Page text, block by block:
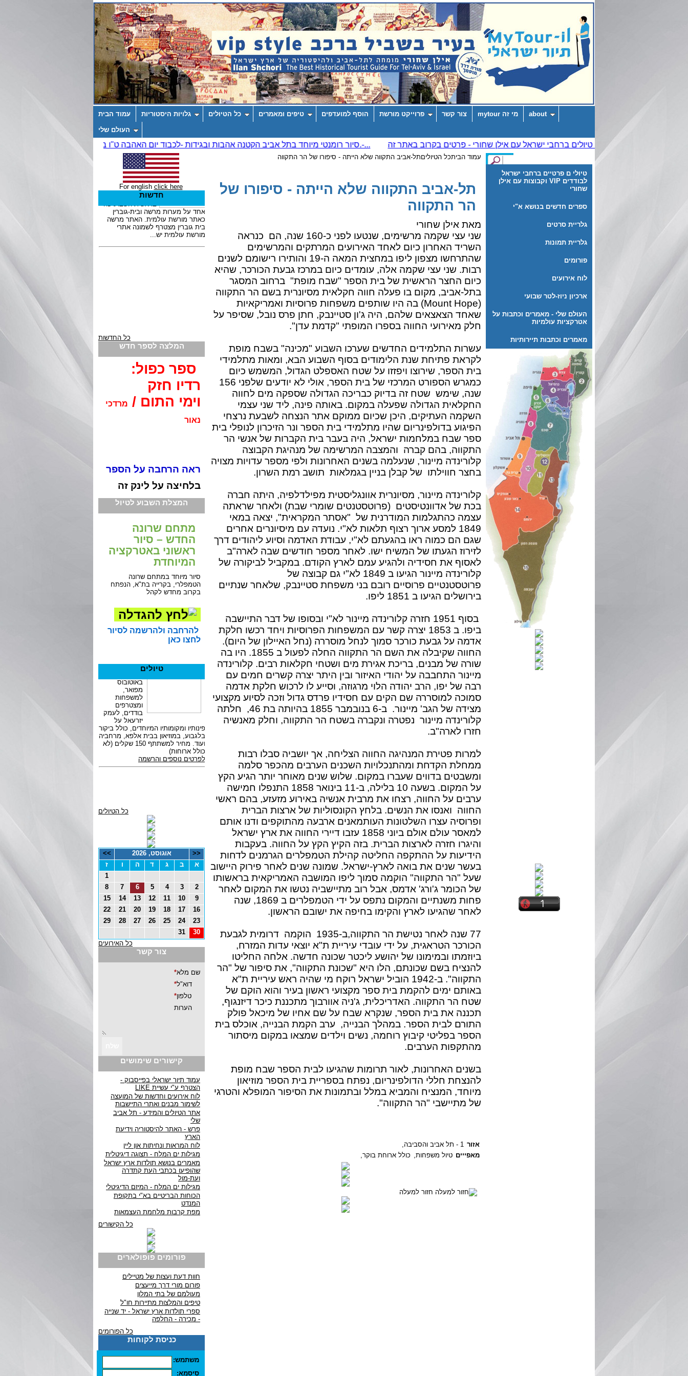
עמוד הבית גלויות היסטוריות כל הטיולים טיפים ומאמרים הוסף למועדפים פרוייקט מורשת צור קשר מי זה mytour about
העולם שלי
טיולי ם פרטיים ברחבי ישראל
לבודדים VIP וקבוצות עם אילן
שחורי
ספרים חדשים בנושא א"י
גלריית סרטים
גלריית תמונות
פורומים
לוח אירועים
ארכיון ניוז-לטר שבועי
העולם שלי - מאמרים וכתבות על
אטרקציות עולמיות
מאמרים וכתבות תיירותיות
עמוד הביתכל הטיוליםתל-אביב התקווה שלא הייתה - סיפורו של הר התקווה
תל-אביב התקווה שלא הייתה - סיפורו של
הר התקווה
מאת אילן שחורי
שני עצי שקמה מרשימים, שנטעו לפני כ-160 שנה, הם כנראה
השריד האחרון כיום לאחד האירועים המרתקים והמרשימים
שהתרחשו מצפון ליפו במחצית המאה ה-19 והותירו רישומם לשנים
רבות. שני עצי שקמה אלה, עומדים כיום במרכז גבעת הכורכר, שהיא
כיום החצר הראשית של בית הספר "שבח מופת" ברחוב המסגר
בתל-אביב, מקום בו פעלה חווה חקלאית מסיונרית בשם הר התקווה
(Mount Hope) בה היו שותפים משפחות פרוסיות ואמריקאיות
שאחד הצאצאים שלהם, היה ג'ון סטיינבק, חתן פרס נובל, שסיפר על
חלק מאירועי החווה בספרו המופתי "קדמת עדן".
עשרות התלמידים החדשים שערכו השבוע "מכינה" בשבח מופת
לקראת פתיחת שנת הלימודים בסוף השבוע הבא, ומאות מתלמידי
בית הספר, שירוצו ויפזזו על שטח האספלט הגדול, המשמש כיום
כמגרש הספורט המרכזי של בית הספר, אולי לא יודעים שלפני 156
שנה, שימש שטח זה בדיוק כבריכה הגדולה שספקה מים לחווה
החקלאית הגדולה שפעלה במקום. באותה פינה, ליד שני עצמי
השקמה העתיקים, היכן שכיום ממוקם אתר הנצחה לשבעת נרצחי
הפיגוע בדולפינריום שהיו מתלמידי בית הספר ונר הזיכרון לנופלי בית
ספר שבח במלחמות ישראל, היה בעבר בית הקברות של אנשי הר
התקווה, בהם קברה והמצבה המרשימה של מנהיגת הקבוצה
קלורינדה מיינור, שנעלמה בשנים האחרונות ולפי מספר עדויות מצויה
בחצר חווילתו של קבלן בניין בגמלאות תושב רמת השרון.
קלורינדה מיינור, מסיונרית אוונגליסטית מפילדלפיה, היתה חברה
בכת של אדוונטיסטים (פרוטסטנטים שומרי שבת) ולאחר שראתה
עצמה כהתגלמות המודרנית של "אסתר המקראית", יצאה במאי
1849 למסע ארוך רצוף תלאות לא"י. נועדה עם מיסיונרים אחרים
שגם הם כמוה ראו בהגעתם לא"י, עבודת האדמה וסיוע ליהודים דרך
לזירוז הגעתו של המשיח ישו. לאחר מספר חודשים שבה לארה"ב
לאסוף את חסידיה ולהגיע עמם לארץ הקודם. במקביל לביקורה של
קלורינדה מיינור הגיעו ב 1849 לא"י גם קבוצה של
פרוטסטנטיים פרוסיים רובם בני משפחת סטיינבק, שלאחר שנתיים
בירושלים הגיעו ב 1851 ליפו.
בסוף 1951 חזרה קלורינדה מיינור לא"י ובסופו של דבר התיישבה
ביפו. ב 1853 יצרה קשר עם המשפחות הפרוסיות ויחד רכשו חלקת
אדמה על גבעת כורכר סמוך לנחל מוסררה (נחל האיילון של היום).
החווה שקיבלה את השם הר התקווה החלה לפעול ב 1855. היו בה
שורה של מבנים, בריכת אגירת מים ושטחי חקלאות רבים. קלורינדה
מיינור התחבבה על יהודי האיזור ובין היתר יצרה קשרים חמים עם
רבה של יפו, הרב יהודה הלוי מרגוזה, וסייע לו לרכוש חלקת אדמה
סמוכה למוסררה שם הקים עם חסידיו פרדס גדול וזכה לסיוע מקצועי
מצידה של הגב' מיינור. ב-6 בנובמבר 1855 בהיותה בת 46, חלתה
קלורינדה מיינור נפטרה ונקברה בשטח הר התקווה, וחלק מאנשיה
חזרו לארה"ב.
למרות פטירת המנהיגה החווה הצליחה, אך יושביה סבלו רבות
ממחלת הקדחת ומהתנכלויות השכנים הערבים מהכפר סלמה
ומשבטים בדווים שעברו במקום. שלוש שנים מאוחר יותר הגיע הקץ
על המקום. בשעה 10 בלילה, ב-11 בינואר 1858 התנפלו חמישה
ערבים על החווה, רצחו את מרבית אנשיה באירוע מזעזע, בהם ראשי
החווה ואנסו את הנשים. בלחץ הקונסוליות של ארצות הברית
ופרוסיה עצרו השלטונות העותמאנים ארבעה מהתוקפים ודנו אותם
למאסר עולם אולם ביוני 1858 עזבו דיירי החווה את ארץ ישראל
והיגרו חזרה לארצות הברית. בזה הקיץ הקץ על החווה. בעקבות
הידיעות על ההתקפה החליטה קהילת הטמפלרים הגרמנים לדחות
בעשר שנים את בואה לארץ-ישראל. שמונה שנים לאחר פירוק היישוב
שעל "הר התקווה" הוקמה סמוך ליפו המושבה האמריקאית בראשותו
של הכומר ג'ורג' אדמס, אבל רוב מתיישביה נטשו את המקום לאחר
פחות משנתיים והמקום נתפס על ידי הטמפלרים ב 1869, שנה
לאחר שהגיעו לארץ והקימו בחיפה את ישובם הראשון.
77 שנה לאחר נטישת הר התקווה,ב-1935 הוקמה דרומית לגבעת
הכורכר הטראגית, על ידי עובדי עיריית ת"א יוצאי עדות המזרח,
ביוזמתו ובמימונו של יהושע ליכטר‏‏ שכונה חדשה. אלחה החליטו
להנציח בשם שכונתם, הלו היא "שכונת התקווה", את סיפור של "הר
התקווה". ב-1942 הוביל ישראל רוקח מי שהיה ראש עיריית ת"א
באותם ימים להקמת בית ספר מקצועי ראשון בעיר והוא הוקם של
שטח הר התקווה. האדריכלית, ג'ניה אוורבוך מתכננת כיכר דיזנגוף,
תכננה את בית הספר, שנקרא שבח על שם אחיו של מיכאל פולק
התורם לבית הספר. במהלך הבנייה, ערב הקמת הבנייה, אוכלס בית
הספר בפליטי קיבוץ רוחמה, נשים וילדים שמצאו במקום מיסתור
מהתקפות הערבים.
בשנים האחרונות, לאור תרומות שהגיעו לבית הספר שבח מופת
להנצחת חללי הדולפינריום, נפתח בספריית בית הספר מוזיאון
מיוחד, המנציח והמביא במלל ובתמונות את הסיפור המופלא והטרגי
של מתיישבי "הר התקווה".
אזור 1 - תל אביב והסביבה,
מאפייים טיול משפחות, כולל ארוחת בוקר,
חזור למעלה
For english click here
חדשות
כל החדשות
המלצה לספר חדש
ספר כפול:
רדיו חזק
וימי התום / מרדכי
נאור
ראה הרחבה על הספר
בלחיצה על לינק זה
המצלת השבוע לטיול
מתחם שרונה
החדש – סיור
ראשוני באטרקציה
המיוחדת
סיור מיוחד במתחם שרונה
הטמפלרי, בקרייה בת"א, הנפתח
בקרוב מחדש לקהל
להרחבה ולהרשמה לסיור
לחצו כאן
טיולים
כל הטיולים
<< אוגוסט, 2026
>>
א
ב ג ד ה ו
ז
1
2
3
4
5
6
7
8
9
10
11
12
13
14
15
16
17
18
19
20
21
22
23
24
25
26
27
28
29
30
31
כל האירועים
צור קשר
קישורים שימושים
עמוד תיור ישראלי בפייסבוק -
הצטרף ע"י עשיית LIKE
לוח אירועים וחדשות של המועצה
לשימור מבנים ואתרי התיישבות
אתר הטיולים והמידע - תל אביב
שלי
פרש - האתר להיסטוריה וידיעת
הארץ
לוח המראות ונחיתות און ליין
מגילות ים המלח - תצוגה דיגיטלית
מאמרים בנושא תולדות ארץ ישראל
שהופיעו בכתבי העת קתדרה
ועת-מול
מגילות ים המלח - המיזם הדיגיטלי
הכוחות הבריטיים בא"י בתקופת
המנדט
מפת קרבות מלחמת העצמאות
כל הקישורים
פורומים פופולארים
חוות דעת ועצות של מטיילים
פורום מורי דרך מייעצים
מעולמם של בתי המלון
טיפים והמלצות מתיירות חו"ל
ספרי תולדות ארץ ישראל - יד שנייה
- מכירה - החלפה
כל הפורומים
כניסת לקוחות
משתמש:
סיסמא: